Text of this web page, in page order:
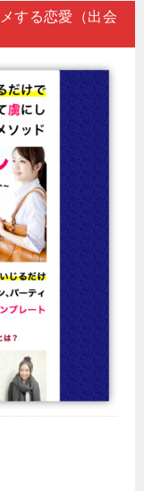
する恋愛（出会